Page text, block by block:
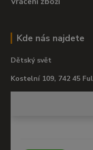
Kde nás najdete
Dětský svět
Kostelní 109, 742 45